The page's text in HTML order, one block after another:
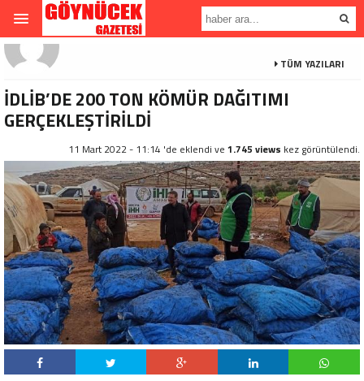
TÜM YAZILARI
İDLİB’DE 200 TON KÖMÜR DAĞITIMI
GERÇEKLEŞTİRİLDİ
11 Mart 2022 - 11:14 'de eklendi ve 1.745 views kez görüntülendi.